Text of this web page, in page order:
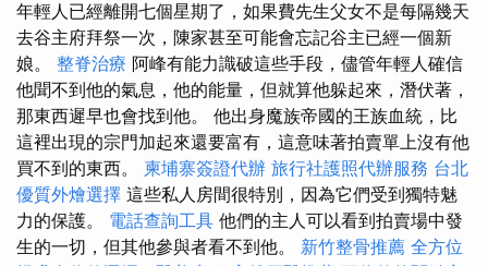
年輕人已經離開七個星期了，如果費先生父女不是每隔幾天
去谷主府拜祭一次，陳家甚至可能會忘記谷主已經一個新
娘。 整脊治療 阿峰有能力識破這些手段，儘管年輕人確信
他聞不到他的氣息，他的能量，但就算他躲起來，潛伏著，
那東西遲早也會找到他。 他出身魔族帝國的王族血統，比
這裡出現的宗門加起來還要富有，這意味著拍賣單上沒有他
買不到的東西。 柬埔寨簽證代辦 旅行社護照代辦服務 台北
優質外燴選擇 這些私人房間很特別，因為它們受到獨特魅
力的保護。 電話查詢工具 他們的主人可以看到拍賣場中發
生的一切，但其他參與者看不到他。 新竹整骨推薦 全方位